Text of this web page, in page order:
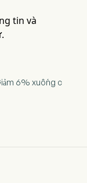
tin và
6% xuống c